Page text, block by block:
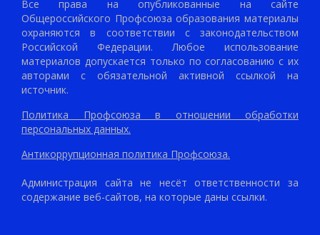
Все права на опубликованные на сайте
Общероссийского Профсоюза образования материалы
охраняются в соответствии с законодательством
Российской Федерации. Любое использование
материалов допускается только по согласованию с их
авторами с обязательной активной ссылкой на
источник.
Политика Профсоюза в отношении обработки
персональных данных.
Антикоррупционная политика Профсоюза.
Администрация сайта не несёт ответственности за
содержание веб-сайтов, на которые даны ссылки.